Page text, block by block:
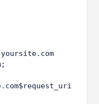
yoursite.com